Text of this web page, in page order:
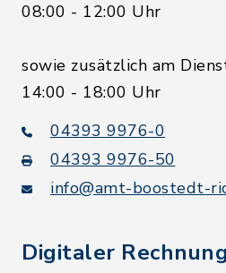
08:00 - 12:00 Uhr
sowie zusätzlich am
14:00 - 18:00 Uhr
04393 9976-0
04393 9976-50
info@amt-boostedt-
Digitaler